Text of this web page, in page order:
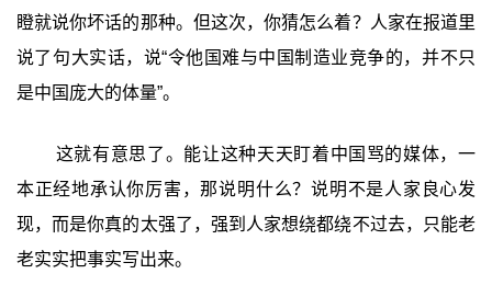
瞪就说你坏话的那种。但这次，你猜怎么着？人家在报道里
说了句大实话，说“令他国难与中国制造业竞争的，并不只
是中国庞大的体量”。
这就有意思了。能让这种天天盯着中国骂的媒体，一
本正经地承认你厉害，那说明什么？说明不是人家良心发
现，而是你真的太强了，强到人家想绕都绕不过去，只能老
老实实把事实写出来。